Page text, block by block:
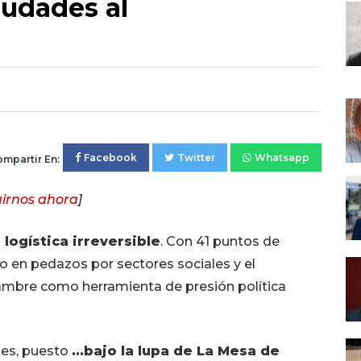
al
En: Facebook Twitter Whatsapp
ahora]
logística irreversible. Con 41 puntos de
en pedazos por sectores sociales y el
como herramienta de presión política
puesto ...bajo la lupa de La Mesa de